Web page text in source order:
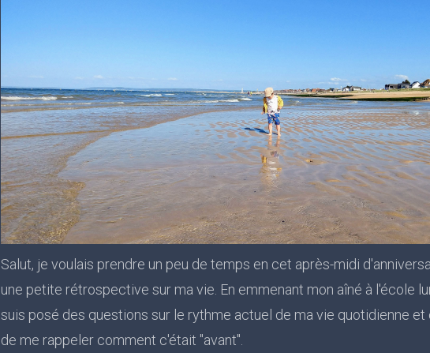
Salut, je voulais prendre un peu de temps en cet après-midi
une petite rétrospective sur ma vie. En emmenant mon aîné à l'école
suis posé des questions sur le rythme actuel de ma vie quotidienne et
de me rappeler comment c'était "avant".